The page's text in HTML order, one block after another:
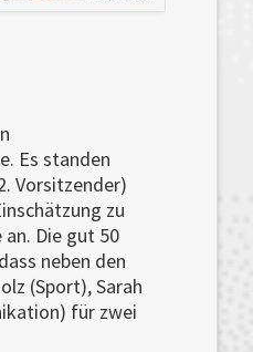
Es standen
Vorsitzender)
zu
Die gut 50
neben den
(Sport), Sarah
für zwei